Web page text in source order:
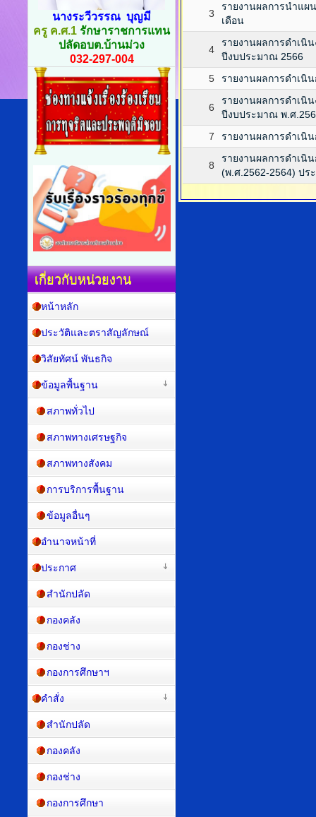
3
รายงานผลการนำแผ
เดือน
4
รายงานผลการดำเนิ
ปีงบประมาณ 2566
5
รายงานผลการดำเนิ
6
รายงานผลการดำเนิ
ปีงบประมาณ พ.ศ
7
รายงานผลการดำเนิ
8
รายงานผลการดำเนิ
(พ.ศ.2562-2564) ปร
นางระวีวรรณ บุญมี
ครู ค.ศ.1 รักษาราชการแทน
ปลัดอบต.บ้านม่วง
032-297-004
เกี่ยวกับหน่วยงาน
หน้าหลัก
ประวัติและตราสัญลักษณ์
วิสัยทัศน์ พันธกิจ
ข้อมูลพื้นฐาน
สภาพทั่วไป
สภาพทางเศรษฐกิจ
สภาพทางสังคม
การบริการพื้นฐาน
ข้อมูลอื่นๆ
อำนาจหน้าที่
ประกาศ
สำนักปลัด
กองคลัง
กองช่าง
กองการศึกษาฯ
คำสั่ง
สำนักปลัด
กองคลัง
กองช่าง
กองการศึกษา